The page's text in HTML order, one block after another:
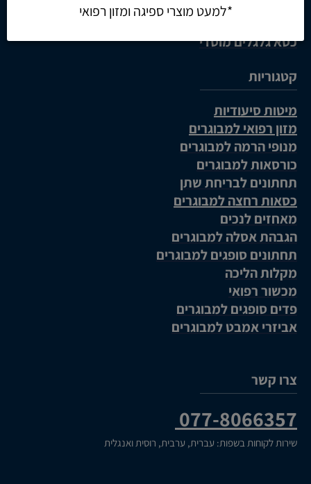
כסא גלגלים חשמלי
כסא גלגלים מוסדי
קטגוריות
מיטות סיעודיות
מזון רפואי למבוגרים
מנופי הרמה למבוגרים
כורסאות למבוגרים
תחתונים לבריחת שתן
כסאות רחצה למבוגרים
מאחזים לנכים
הגבהת אסלה למבוגרים
תחתונים סופגים למבוגרים
מקלות הליכה
מכשור רפואי
פדים סופגים למבוגרים
אביזרי אמבט למבוגרים
צרו קשר
077-8066357
שירות לקוחות בשפות: עברית, ערבית, רוסית ואנגלית